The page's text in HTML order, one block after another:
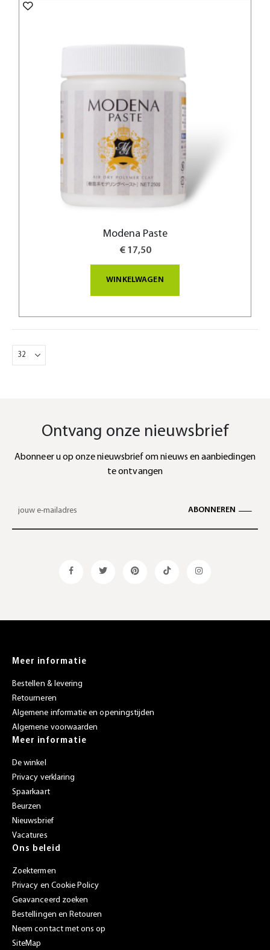
Modena Paste
€ 17,50
WINKELWAGEN
Ontvang onze nieuwsbrief
Abonneer u op onze nieuwsbrief om nieuws en aanbiedingen
te ontvangen
ABONNEREN
Meer informatie
Bestellen & levering
Retourneren
Algemene informatie en openingstijden
Algemene voorwaarden
Meer informatie
De winkel
Privacy verklaring
Spaarkaart
Beurzen
Nieuwsbrief
Vacatures
Ons beleid
Zoektermen
Privacy en Cookie Policy
Geavanceerd zoeken
Bestellingen en Retouren
Neem contact met ons op
SiteMap